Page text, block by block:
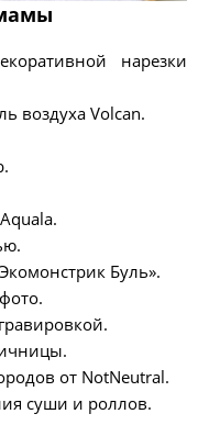
нарезки
воздуха Volcan.
Буль».
от NotNeutral.
суши и роллов.